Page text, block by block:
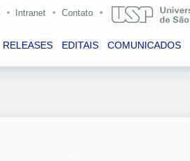
Intranet Contato
RELEASES EDITAIS COMUNICADOS